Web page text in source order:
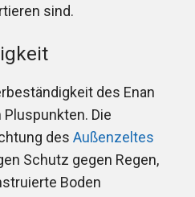
sind.
des Enan
Die
des Außenzeltes
Schutz gegen Regen,
Boden